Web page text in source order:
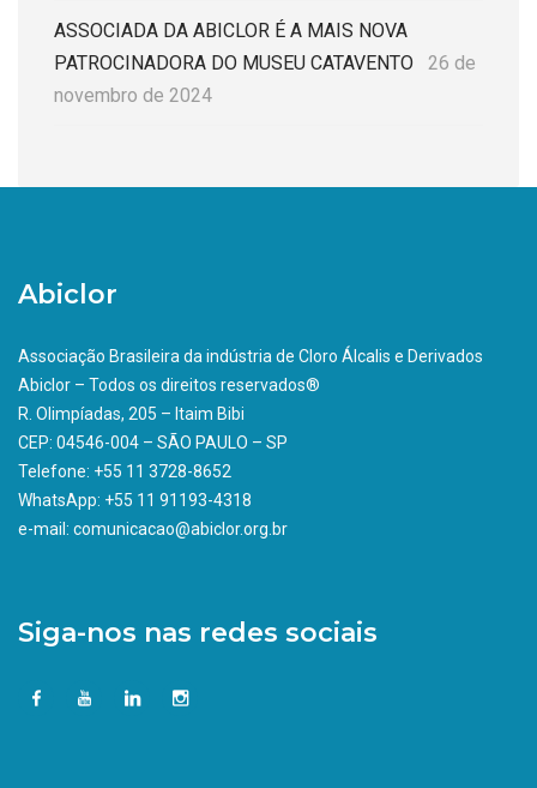
ASSOCIADA DA ABICLOR É A MAIS NOVA
PATROCINADORA DO MUSEU CATAVENTO
26 de
novembro de 2024
Abiclor
Associação Brasileira da indústria de Cloro Álcalis e Derivados
Abiclor – Todos os direitos reservados®
R. Olimpíadas, 205 – Itaim Bibi
CEP: 04546-004 – SÃO PAULO – SP
Telefone: +55 11 3728-8652
WhatsApp: +55 11 91193-4318
e-mail: comunicacao@abiclor.org.br
Siga-nos nas redes sociais